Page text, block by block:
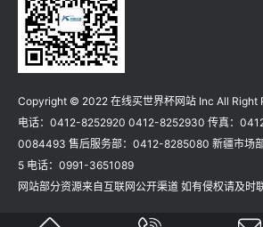
Copyright © 2022 在线买世界杯网站 Inc All
电话：0412-8252920 0412-8252930 传真：
0084493 售后服务部：0412-8285080 新疆市场
5 电话：0991-3651089
网站部分资源来自互联网公开渠道 如有侵权请